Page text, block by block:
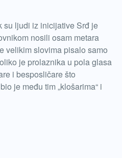
su ljudi iz inicijative Srđ je
nosili osam metara
velikim slovima pisalo samo
je prolaznika u pola glasa
i besposličare što
je među tim „klošarima“ i